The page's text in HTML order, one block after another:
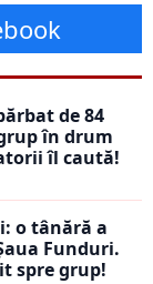
de 84
în drum
îl caută!
o tânără a
Funduri.
spre grup!